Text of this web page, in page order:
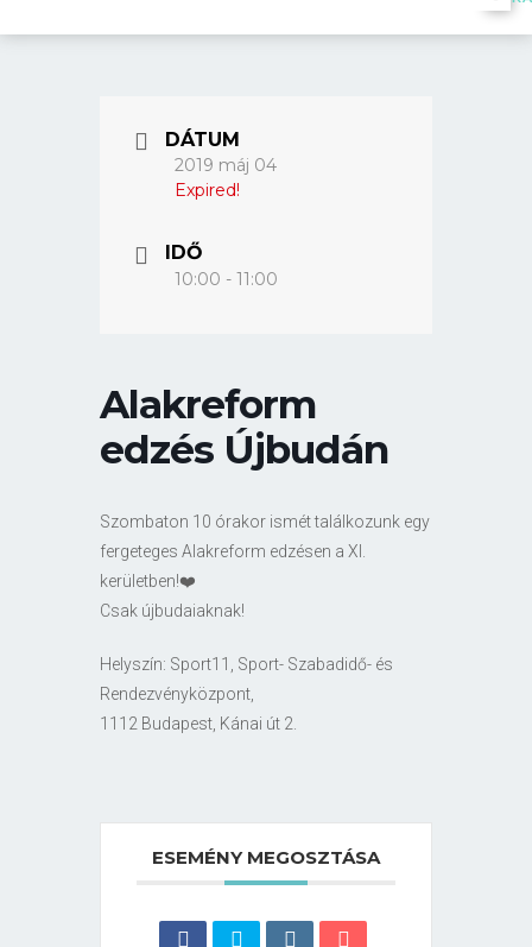
DÁTUM
2019 máj 04
Expired!
IDŐ
10:00 - 11:00
Alakreform
edzés Újbudán
Szombaton 10 órakor ismét találkozunk egy
fergeteges Alakreform edzésen a XI.
kerületben!❤️
Csak újbudaiaknak!
Helyszín: Sport11, Sport- Szabadidő- és
Rendezvényközpont,
1112 Budapest, Kánai út 2.
ESEMÉNY MEGOSZTÁSA